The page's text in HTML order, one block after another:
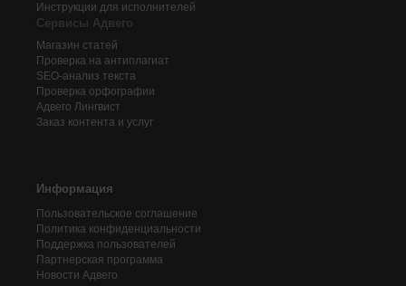
Инструкции для исполнителей
Сервисы Адвего
Магазин статей
Проверка на антиплагиат
SEO-анализ текста
Проверка орфографии
Адвего Лингвист
Заказ контента и услуг
Информация
Пользовательское соглашение
Политика конфиденциальности
Поддержка пользователей
Партнерская программа
Новости Адвего